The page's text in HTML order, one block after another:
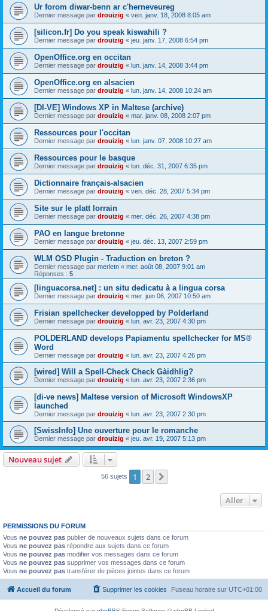
Ur forom diwar-benn ar c'herneveureg
Dernier message par drouizig « ven. janv. 18, 2008 8:05 am
[silicon.fr] Do you speak kiswahili ?
Dernier message par drouizig « jeu. janv. 17, 2008 6:54 pm
OpenOffice.org en occitan
Dernier message par drouizig « lun. janv. 14, 2008 3:44 pm
OpenOffice.org en alsacien
Dernier message par drouizig « lun. janv. 14, 2008 10:24 am
[DI-VE] Windows XP in Maltese (archive)
Dernier message par drouizig « mar. janv. 08, 2008 2:07 pm
Ressources pour l'occitan
Dernier message par drouizig « lun. janv. 07, 2008 10:27 am
Ressources pour le basque
Dernier message par drouizig « lun. déc. 31, 2007 6:35 pm
Dictionnaire français-alsacien
Dernier message par drouizig « ven. déc. 28, 2007 5:34 pm
Site sur le platt lorrain
Dernier message par drouizig « mer. déc. 26, 2007 4:38 pm
PAO en langue bretonne
Dernier message par drouizig « jeu. déc. 13, 2007 2:59 pm
WLM OSD Plugin - Traduction en breton ?
Dernier message par merletn « mer. août 08, 2007 9:01 am
Réponses : 5
[linguacorsa.net] : un situ dedicatu à a lingua corsa
Dernier message par drouizig « mer. juin 06, 2007 10:50 am
Frisian spellchecker developped by Polderland
Dernier message par drouizig « lun. avr. 23, 2007 4:30 pm
POLDERLAND develops Papiamentu spellchecker for MS®
Word
Dernier message par drouizig « lun. avr. 23, 2007 4:26 pm
[wired] Will a Spell-Check Check Gàidhlig?
Dernier message par drouizig « lun. avr. 23, 2007 2:36 pm
[di-ve news] Maltese version of Microsoft WindowsXP
launched
Dernier message par drouizig « lun. avr. 23, 2007 2:30 pm
[SwissInfo] Une ouverture pour le romanche
Dernier message par drouizig « jeu. avr. 19, 2007 5:13 pm
Nouveau sujet
56 sujets 1 2
Aller
PERMISSIONS DU FORUM
Vous ne pouvez pas publier de nouveaux sujets dans ce forum
Vous ne pouvez pas répondre aux sujets dans ce forum
Vous ne pouvez pas modifier vos messages dans ce forum
Vous ne pouvez pas supprimer vos messages dans ce forum
Vous ne pouvez pas transférer de pièces jointes dans ce forum
Accueil du forum Fuseau horaire sur UTC+01:00
Supprimer les cookies